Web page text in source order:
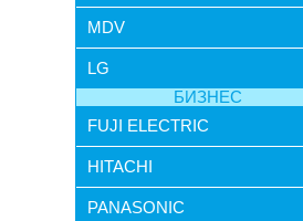
MDV
LG
БИЗНЕС
FUJI ELECTRIC
HITACHI
PANASONIC